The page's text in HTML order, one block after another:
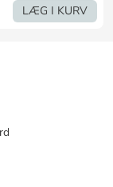
LÆG I KURV